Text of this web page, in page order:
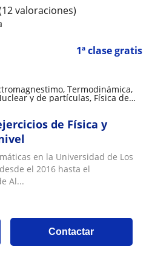
1ª clase gratis
valoraciones)
Termodinámica,
y de partículas, Física de
de Física y
en la Universidad de Los
el 2016 hasta el
Al...
Contactar